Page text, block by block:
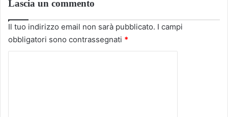
Lascia un commento
Il tuo indirizzo email non sarà pubblicato. I campi
obbligatori sono contrassegnati *